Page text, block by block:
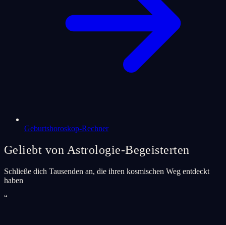
Geburtshoroskop-Rechner
Geliebt von Astrologie-Begeisterten
Schließe dich Tausenden an, die ihren kosmischen Weg entdeckt
haben
“